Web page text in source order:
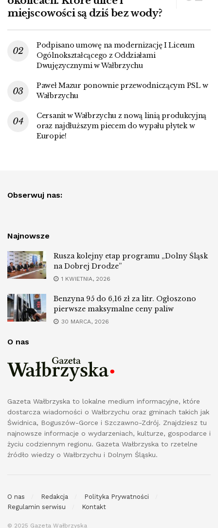
miejscowości są dziś bez wody?
Podpisano umowę na modernizację I Liceum
Ogólnokształcącego z Oddziałami
Dwujęzycznymi w Wałbrzychu
Paweł Mazur ponownie przewodniczącym PSL w
Wałbrzychu
Cersanit w Wałbrzychu z nową linią produkcyjną
oraz najdłuższym piecem do wypału płytek w
Europie!
Obserwuj nas:
Najnowsze
Rusza kolejny etap programu „Dolny Śląsk
na Dobrej Drodze”
1 KWIETNIA, 2026
Benzyna 95 do 6,16 zł za litr. Ogłoszono
pierwsze maksymalne ceny paliw
30 MARCA, 2026
O nas
Gazeta Wałbrzyska to lokalne medium informacyjne, które
dostarcza wiadomości o Wałbrzychu oraz gminach takich jak
Świdnica, Boguszów-Gorce i Szczawno-Zdrój. Znajdziesz tu
najnowsze informacje o wydarzeniach, kulturze, gospodarce i
życiu codziennym regionu. Gazeta Wałbrzyska to rzetelne
źródło wiedzy o Wałbrzychu i Dolnym Śląsku.
O nas Redakcja
Polityka Prywatności
Regulamin serwisu
Kontakt
© 2025 Gazeta Wałbrzyska